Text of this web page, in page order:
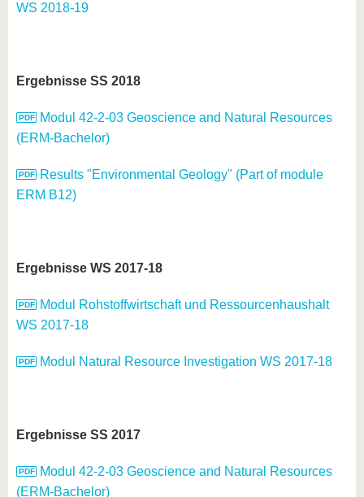
WS 2018-19
Ergebnisse SS 2018
Modul 42-2-03 Geoscience and Natural Resources
(ERM-Bachelor)
Results "Environmental Geology" (Part of module
ERM B12)
Ergebnisse WS 2017-18
Modul Rohstoffwirtschaft und Ressourcenhaushalt
WS 2017-18
Modul Natural Resource Investigation WS 2017-18
Ergebnisse SS 2017
Modul 42-2-03 Geoscience and Natural Resources
(ERM-Bachelor)